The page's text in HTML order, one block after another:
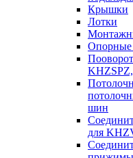
Крышки
Лотки
шин
для